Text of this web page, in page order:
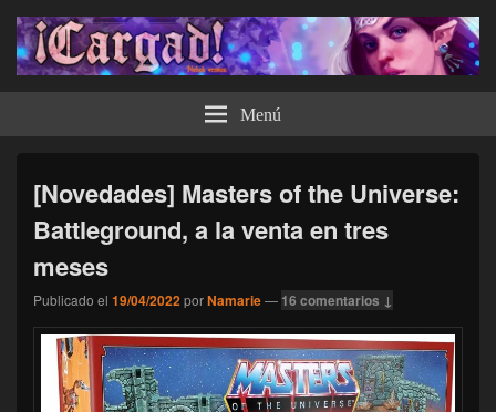
¡Cargad! Menú
[Novedades] Masters of the Universe:
Battleground, a la venta en tres
meses
Publicado el 19/04/2022porNamarie— 16 comentarios ↓